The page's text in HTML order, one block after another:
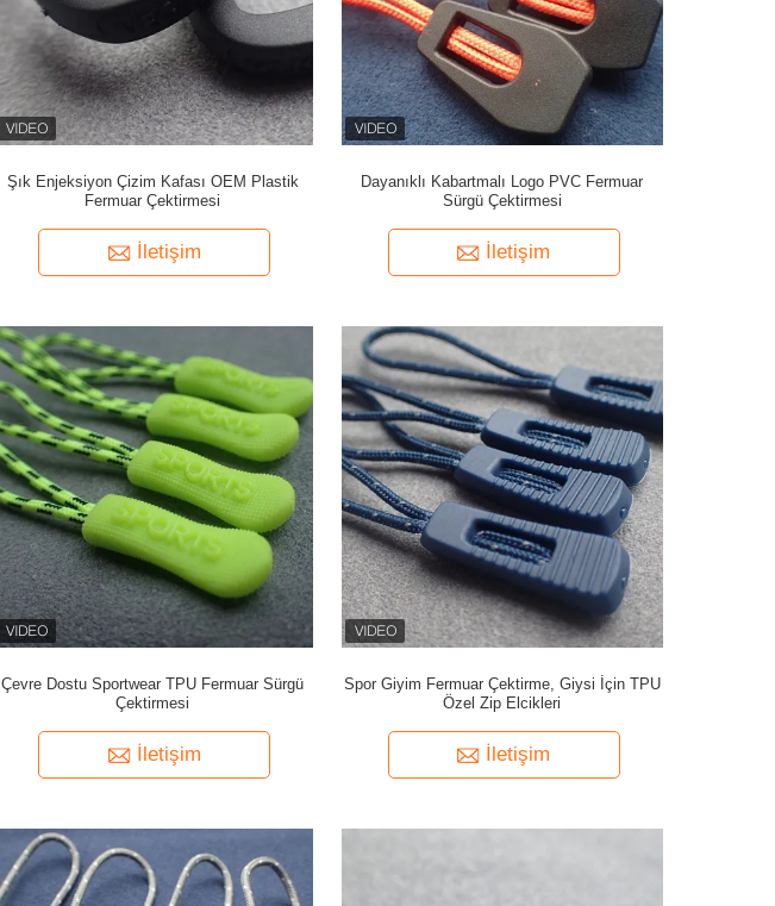
Şık Enjeksiyon Çizim Kafası OEM Plastik
Fermuar Çektirmesi
İletişim
Dayanıklı Kabartmalı Logo PVC Fermuar
Sürgü Çektirmesi
İletişim
Çevre Dostu Sportwear TPU Fermuar Sürgü
Çektirmesi
İletişim
Spor Giyim Fermuar Çektirme, Giysi İçin TPU
Özel Zip Elcikleri
İletişim